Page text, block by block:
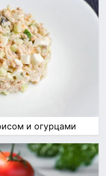
и огурцами